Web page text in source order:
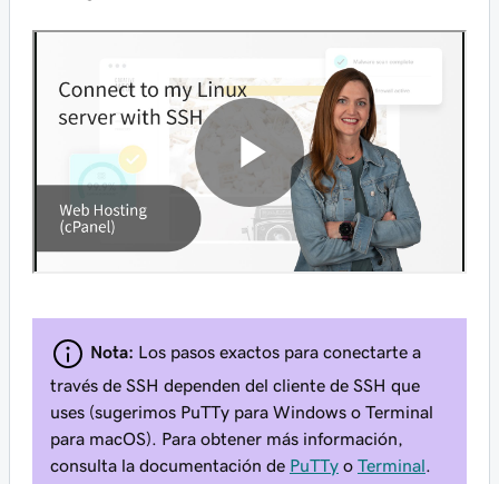
Nota: Los pasos exactos para conectarte a
través de SSH dependen del cliente de SSH que
uses (sugerimos PuTTy para Windows o Terminal
para macOS). Para obtener más información,
consulta la documentación de PuTTy o Terminal.